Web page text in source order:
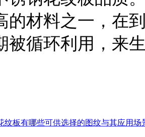
的材料之一，在
被循环利用，来
纹板有哪些可供选择的图纹与其应用场